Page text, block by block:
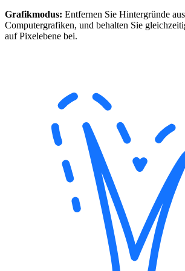
Grafikmodus: Entfernen Sie Hintergründe
Computergrafiken, und behalten Sie
auf Pixelebene bei.